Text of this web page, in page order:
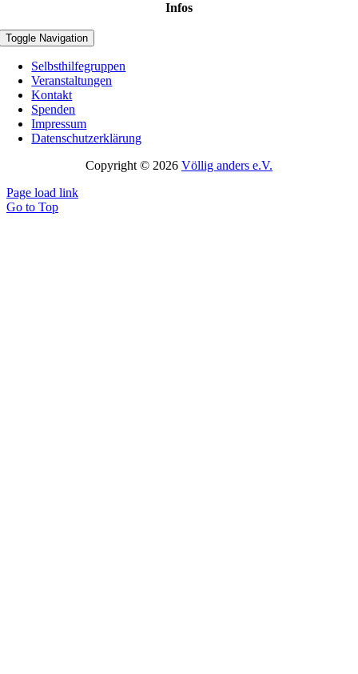
Infos
Toggle Navigation
Selbsthilfegruppen
Veranstaltungen
Kontakt
Spenden
Impressum
Datenschutzerklärung
Copyright © 2026 Völlig anders e.V.
Page load link
Go to Top